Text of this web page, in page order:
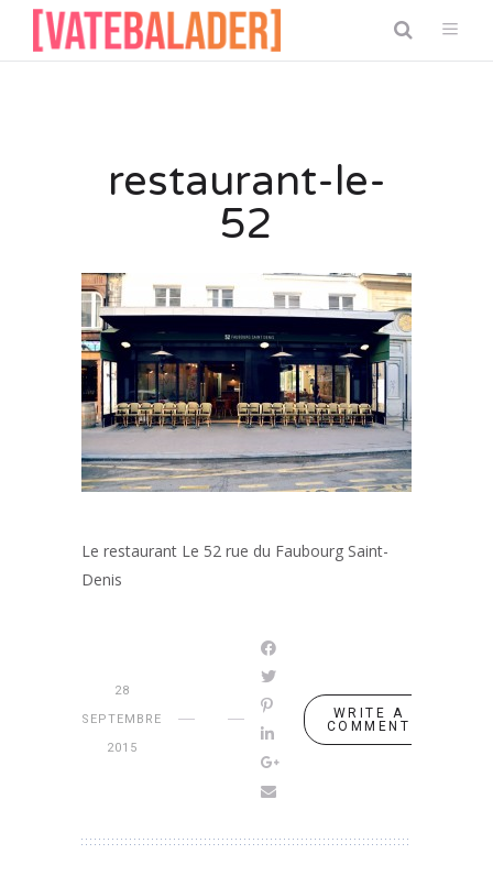
restaurant-le-
52
Le restaurant Le 52 rue du Faubourg Saint-
Denis
28
SEPTEMBRE
2015
WRITE A
COMMENT